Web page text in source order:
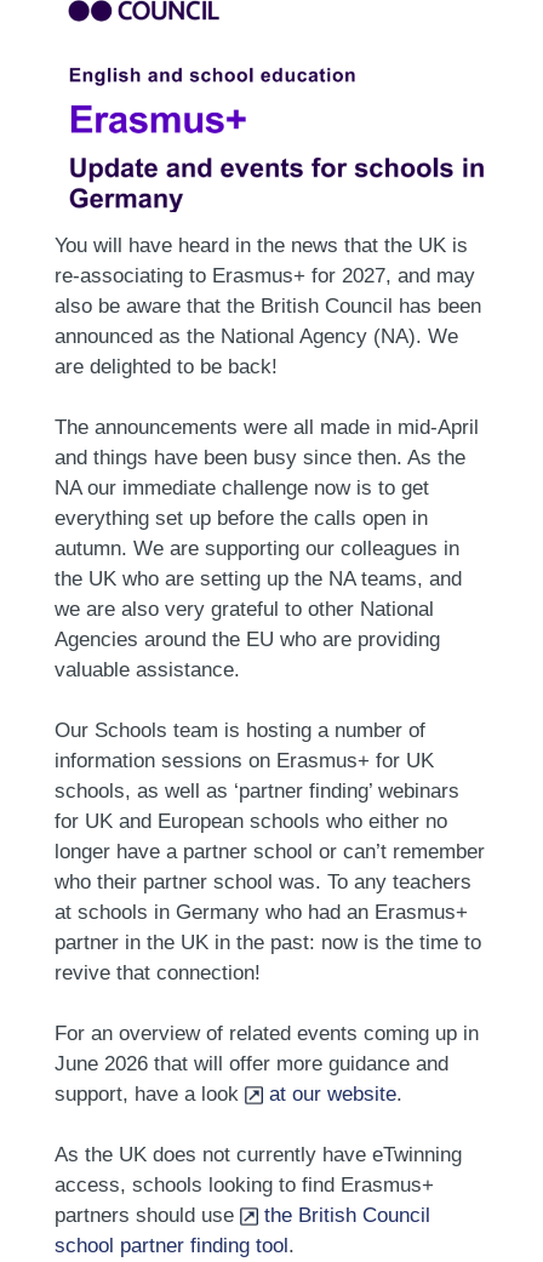
You will have heard in the news that the UK is
re-associating to Erasmus+ for 2027, and may
also be aware that the British Council has been
announced as the National Agency (NA). We
are delighted to be back!
The announcements were all made in mid-April
and things have been busy since then. As the
NA our immediate challenge now is to get
everything set up before the calls open in
autumn. We are supporting our colleagues in
the UK who are setting up the NA teams, and
we are also very grateful to other National
Agencies around the EU who are providing
valuable assistance.
Our Schools team is hosting a number of
information sessions on Erasmus+ for UK
schools, as well as ‘partner finding’ webinars
for UK and European schools who either no
longer have a partner school or can’t remember
who their partner school was. To any teachers
at schools in Germany who had an Erasmus+
partner in the UK in the past: now is the time to
revive that connection!
For an overview of related events coming up in
June 2026 that will offer more guidance and
support, have a look
at our website.
As the UK does not currently have eTwinning
access, schools looking to find Erasmus+
partners should use
the British Council
school partner finding tool.